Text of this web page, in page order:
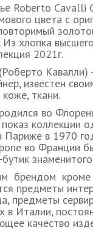
Roberto Cavalli
цвета с
хлопка
2021г.
Кавалли)
известен
ткани.
во
коллекции
Париже в 1970
во Франции
брендом
предметы
предметы
в Италии,
качество